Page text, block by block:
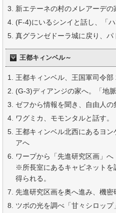
新エテーネの村のメレアーデの
(F-4)にいるシンイと話し、「
真グランゼドーラ城に戻り、パ
王都キィンベル～
王都キィンベル、王国軍司令
(G-3)ディアンジの家へ。「地
ゼフから情報を聞き、自由人の
ワグミカ、モモンタルと話す。
王都キィンベル北西にあるヨ
アへ
ワープから「先進研究区画」へ
※所長室にあるキャビネットを
得られる。
先進研究区画を奥へ進み、機密
ツボの光を調べ「甘々シロップ